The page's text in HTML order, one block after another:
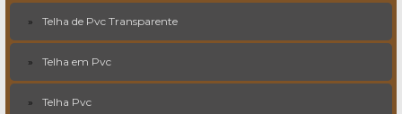
Telha de Pvc Transparente
Telha em Pvc
Telha Pvc